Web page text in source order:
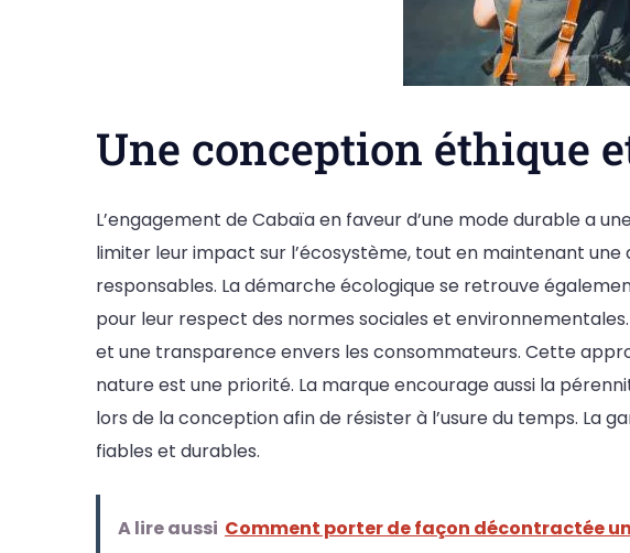
Une conception éthique
L’engagement de Cabaïa en faveur d’une mode durable a
limiter leur impact sur l’écosystème, tout en maintenant
responsables. La démarche écologique se retrouve
pour leur respect des normes sociales et
et une transparence envers les consommateurs. Cette
nature est une priorité. La marque encourage aussi la
lors de la conception afin de résister à l’usure du temps. La
fiables et durables.
A lire aussi Comment porter de façon décontractée